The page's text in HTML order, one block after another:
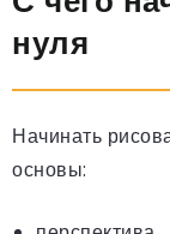
нуля
Начинать
основы: